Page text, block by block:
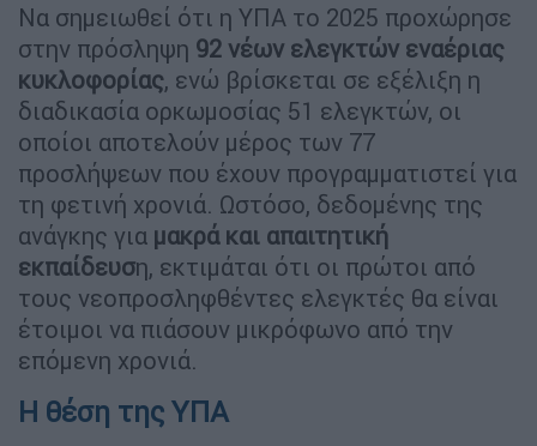
Να σημειωθεί ότι η ΥΠΑ το 2025 προχώρησε
στην πρόσληψη 92 νέων ελεγκτών εναέριας
κυκλοφορίας, ενώ βρίσκεται σε εξέλιξη η
διαδικασία ορκωμοσίας 51 ελεγκτών, οι
οποίοι αποτελούν μέρος των 77
προσλήψεων που έχουν προγραμματιστεί για
τη φετινή χρονιά. Ωστόσο, δεδομένης της
ανάγκης για μακρά και απαιτητική
εκπαίδευση, εκτιμάται ότι οι πρώτοι από
τους νεοπροσληφθέντες ελεγκτές θα είναι
έτοιμοι να πιάσουν μικρόφωνο από την
επόμενη χρονιά.
Η θέση της ΥΠΑ